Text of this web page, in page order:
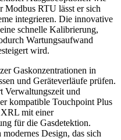
Modbus RTU lässt er sich
integrieren. Die innovative
schnelle Kalibrierung,
Wartungsaufwand
wird.
Gaskonzentrationen in
und Geräteverläufe prüfen.
Verwaltungszeit und
kompatible Touchpoint Plus
XRL mit einer
für die Gasdetektion.
Design, das sich